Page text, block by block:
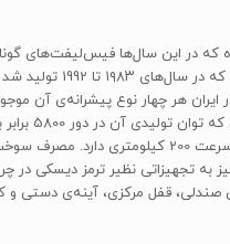
نسل به بازار آمده که در این سال‌ها
خرگوش فولکس واگن معروف
اروپا بود. این مدل دارای پیشرانه‌های1.3، 1.6، 1.8 و دو
3500 را توسط یک جعبه دنده‌ی پنج سرعته به چرخ‌های جلو منتقل
و قدرت قابل‌قبول و شتاب خوبی برخوردار است.در بخش تجهیزات رفاهی و
قفل مرکزی، آینه‌ی دستی